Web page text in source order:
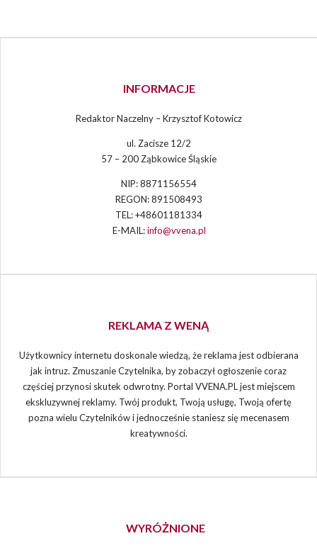
INFORMACJE
Redaktor Naczelny – Krzysztof Kotowicz
ul. Zacisze 12/2
57 – 200 Ząbkowice Śląskie
NIP: 8871156554
REGON: 891508493
TEL: +48601181334
E-MAIL:info@vvena.pl
REKLAMA Z WENĄ
Użytkownicy internetu doskonale wiedzą, że reklama jest odbierana
jak intruz. Zmuszanie Czytelnika, by zobaczył ogłoszenie coraz
częściej przynosi skutek odwrotny. Portal VVENA.PL jest miejscem
ekskluzywnej reklamy. Twój produkt, Twoją usługę, Twoją ofertę
pozna wielu Czytelników i jednocześnie staniesz się mecenasem
kreatywności.
WYRÓŻNIONE